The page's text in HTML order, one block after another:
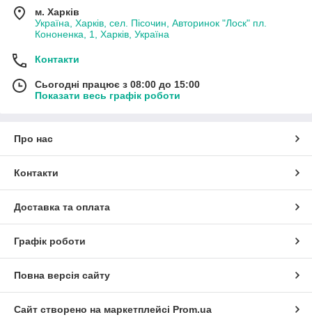
м. Харків
Україна, Харків, сел. Пісочин, Авторинок "Лоск" пл.
Кононенка, 1, Харків, Україна
Контакти
Сьогодні працює з 08:00 до 15:00
Показати весь графік роботи
Про нас
Контакти
Доставка та оплата
Графік роботи
Повна версія сайту
Сайт створено на маркетплейсі Prom.ua